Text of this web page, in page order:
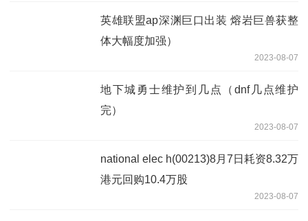
英雄联盟ap深渊巨口出装 熔岩巨兽获整
体大幅度加强）
2023-08-07
地下城勇士维护到几点（dnf几点维护
完）
2023-08-07
national elec h(00213)8月7日耗资8.32万
港元回购10.4万股
2023-08-07